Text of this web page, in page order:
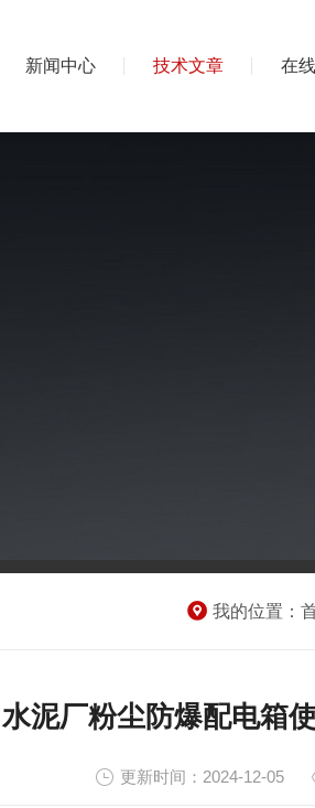
新闻中心 技术文章 在
我的位置：
水泥厂粉尘防爆配电箱
更新时间：2024-12-05